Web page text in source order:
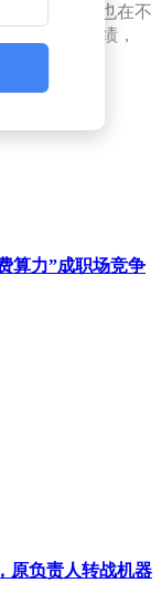
机的期待值也在不
场上再创佳绩，
算力”成职场竞争
原负责人转战机器